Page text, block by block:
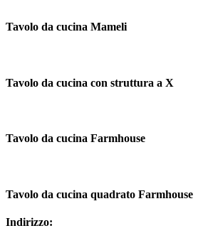
Tavolo da cucina Mameli
Tavolo da cucina con struttura a X
Tavolo da cucina Farmhouse
Tavolo da cucina quadrato Farmhouse
Indirizzo: